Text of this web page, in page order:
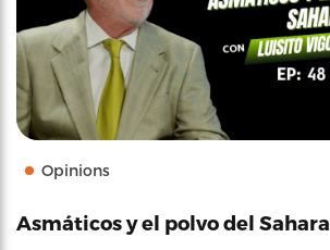
Opinions
Asmáticos y el polvo del Sahara